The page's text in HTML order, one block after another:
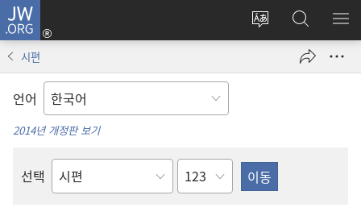
JW.ORG
사이트
변경
로그인
(새로운
열기)
JW.ORG
검색
메
시편
언어
2014년 개정판 보기
선택
성경의
장